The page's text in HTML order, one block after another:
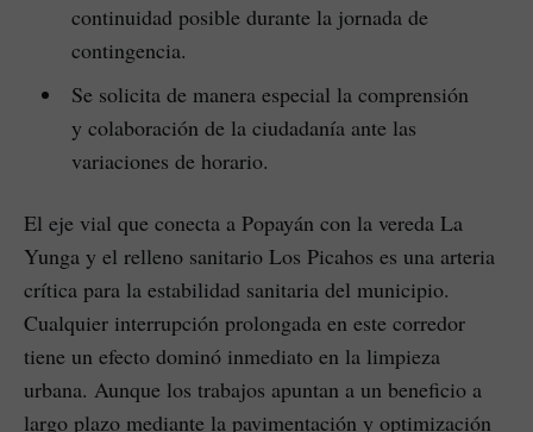
continuidad posible durante la jornada de
contingencia.
Se solicita de manera especial la comprensión
y colaboración de la ciudadanía ante las
variaciones de horario.
El eje vial que conecta a Popayán con la vereda La
Yunga y el relleno sanitario Los Picahos es una arteria
crítica para la estabilidad sanitaria del municipio.
Cualquier interrupción prolongada en este corredor
tiene un efecto dominó inmediato en la limpieza
urbana. Aunque los trabajos apuntan a un beneficio a
largo plazo mediante la pavimentación y optimización